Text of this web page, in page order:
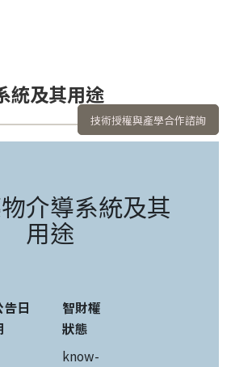
統及其用途
技術授權與產學合作諮詢
介導系統及其
用途
告日
智財權
狀態
know-